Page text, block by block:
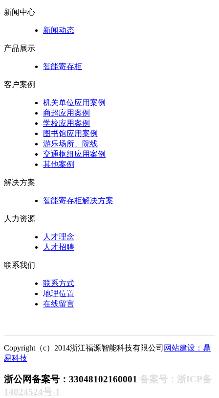
新闻中心
新闻动态
产品展示
智能寄存柜
客户案例
机关单位应用案例
商超应用案例
学校应用案例
图书馆应用案例
游乐场所、院线
交通枢纽应用案例
其他案例
解决方案
智能寄存柜解决方案
人力资源
人才理念
人才招聘
联系我们
联系方式
地理位置
在线留言
Copyright（c）2014浙江福源智能科技有限公司 网站建设：鼎
易科技
浙公网备案号：33048102160001 备案号：浙ICP备
14024524号-1